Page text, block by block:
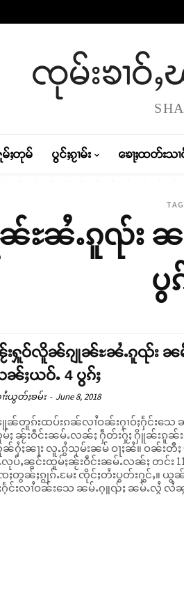
ၸုမ်းၶၢဝ်ႇ
မ်ႈတုမ် ပွင်ႈၵႂၢမ်း ၶေႃႈထတ်းသၢ
TAG
ၼႆႉၵူၺ်း ၼ
ပွ
ႁူဝ်လိူၼ်ၵျုၼ်ႊၼႆႉၵူၺ်း ၼမ်
ႈယဝ်ႉ 4 ပွၵ်ႈ
းယွတ်ႈၶမ်း - June 8, 2018
တူၵ်းထပ်းၵၼ်လၢႆဝၼ်းႁၢဝ်ႈႁႅင်းသ
ႈ ၼႂ်းဝဵင်းၼမ်ႉလၼ်ႈ ႁဵတ်းႁႂ်ႈ ႁိူၼ်းၵူၼ်
ၼႃး လူႉၵွႆသုမ်းၼမ် ဝႃႈၼႆ။ ဝၼ်းတီႈ 07/06/2018 ယၢမ်းၵၢင်ၼႂ် ၼ
လုပ်ႇၼွင်းထူမ်ႈၼႂ်းဝဵင်းၼမ်ႉလၼ်ႈ တင်း 11
ႈတွၼ်ႈၵျွၵ်ႉမႄး ၸိုင်ႈတႆးပွတ်းႁွင်ႇ။
ႁႅင်းလၢႆဝၼ်းသေ ၼမ်ႉႁူၺ်ႈ ၼမ်ႉလွႆ လႆၼွ